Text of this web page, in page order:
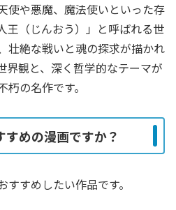
使や悪魔、魔法使いといった存
王（じんおう）」と呼ばれる世
壮絶な戦いと魂の探求が描かれ
界観と、深く哲学的なテーマが
の名作です。
めの漫画ですか？
すめしたい作品です。